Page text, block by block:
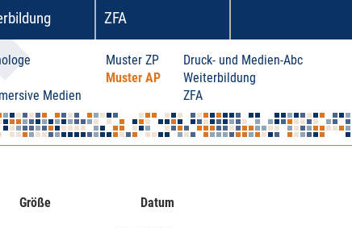
ZFA
Medien
Muster ZP
Muster AP
Druck- und Medien-Abc
Weiterbildung
ZFA
Größe Datum